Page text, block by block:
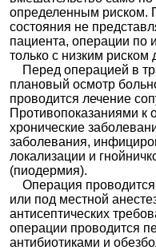
..показать
Доктор Столет на
Москва; ул. Академика
+7(495..показать
Клиника
Краснодар; ул. им. Героя
+7(861..показать
Медицина 24/7 на
Москва; ул.
+7(495 ..показать
определенным риском.
состояния не
пациента, операции по
только с низким риском
Перед операцией в
плановый осмотр
проводится лечение
Противопоказаниями к
хронические
заболевания,
локализации и
(пиодермия).
Операция
или под местной
антисептических
операции проводится
антибиотиками и